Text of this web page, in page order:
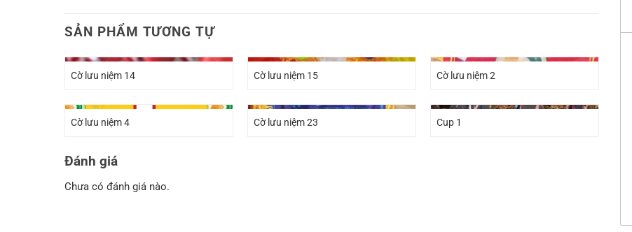
SẢN PHẨM TƯƠNG TỰ
Cờ lưu niệm 14 Cờ lưu niệm 15 Cờ lưu niệm 2
Cờ lưu niệm 4 Cờ lưu niệm 23 Cup 1
Đánh giá
Chưa có đánh giá nào.